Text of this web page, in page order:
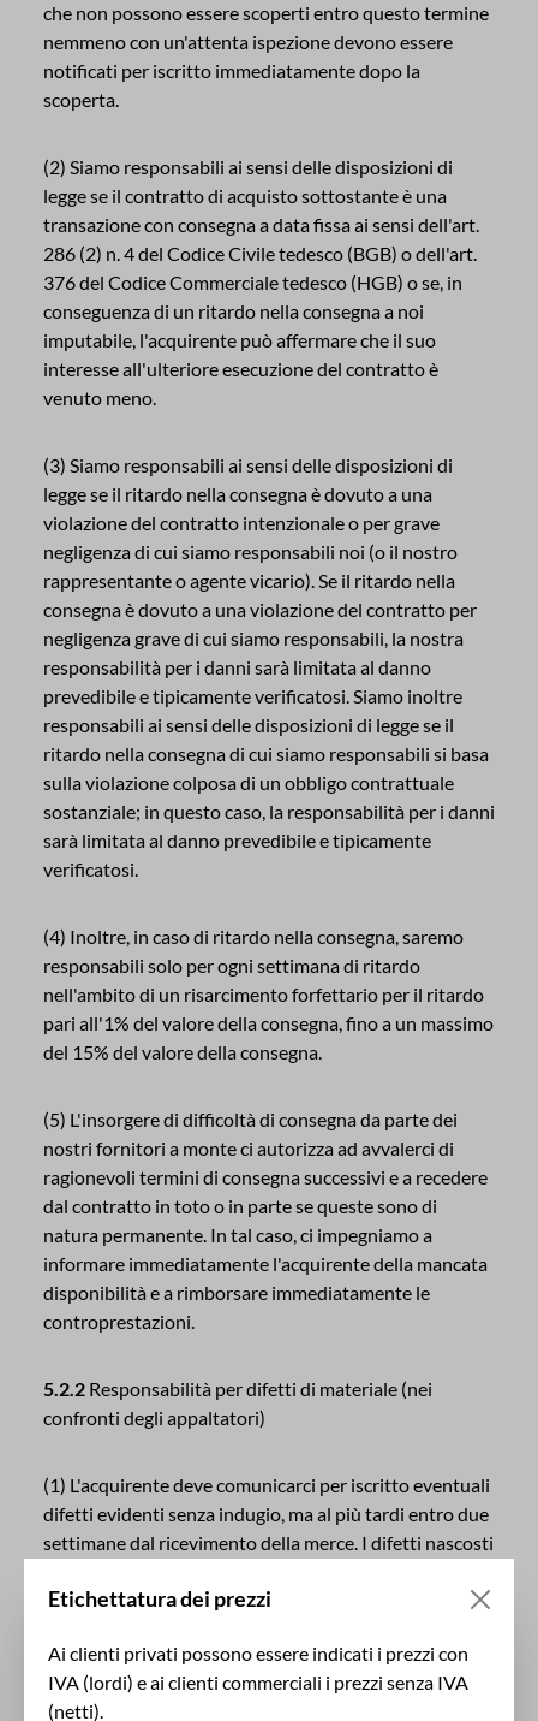
che non possono essere scoperti entro questo termine
nemmeno con un'attenta ispezione devono essere
notificati per iscritto immediatamente dopo la
scoperta.
(2) Siamo responsabili ai sensi delle disposizioni di
legge se il contratto di acquisto sottostante è una
transazione con consegna a data fissa ai sensi dell'art.
286 (2) n. 4 del Codice Civile tedesco (BGB) o dell'art.
376 del Codice Commerciale tedesco (HGB) o se, in
conseguenza di un ritardo nella consegna a noi
imputabile, l'acquirente può affermare che il suo
interesse all'ulteriore esecuzione del contratto è
venuto meno.
(3) Siamo responsabili ai sensi delle disposizioni di
legge se il ritardo nella consegna è dovuto a una
violazione del contratto intenzionale o per grave
negligenza di cui siamo responsabili noi (o il nostro
rappresentante o agente vicario). Se il ritardo nella
consegna è dovuto a una violazione del contratto per
negligenza grave di cui siamo responsabili, la nostra
responsabilità per i danni sarà limitata al danno
prevedibile e tipicamente verificatosi. Siamo inoltre
responsabili ai sensi delle disposizioni di legge se il
ritardo nella consegna di cui siamo responsabili si basa
sulla violazione colposa di un obbligo contrattuale
sostanziale; in questo caso, la responsabilità per i danni
sarà limitata al danno prevedibile e tipicamente
verificatosi.
(4) Inoltre, in caso di ritardo nella consegna, saremo
responsabili solo per ogni settimana di ritardo
nell'ambito di un risarcimento forfettario per il ritardo
pari all'1% del valore della consegna, fino a un massimo
del 15% del valore della consegna.
(5) L'insorgere di difficoltà di consegna da parte dei
nostri fornitori a monte ci autorizza ad avvalerci di
ragionevoli termini di consegna successivi e a recedere
dal contratto in toto o in parte se queste sono di
natura permanente. In tal caso, ci impegniamo a
informare immediatamente l'acquirente della mancata
disponibilità e a rimborsare immediatamente le
controprestazioni.
5.2.2 Responsabilità per difetti di materiale (nei
confronti degli appaltatori)
(1) L'acquirente deve comunicarci per iscritto eventuali
difetti evidenti senza indugio, ma al più tardi entro due
settimane dal ricevimento della merce. I difetti nascosti
nemmeno con un'attenta ispezione devono essere
scoperta.
Etichettatura dei prezzi
Ai clienti privati possono essere indicati i prezzi con
IVA (lordi) e ai clienti commerciali i prezzi senza IVA
(netti).